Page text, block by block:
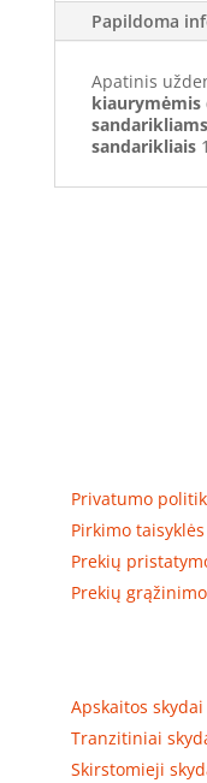
Papildoma
Apatinis
kiaurymėmis
sandarikliais
Privatumo
Pirkimo
Prekių
Prekių
Apskaitos skydai
Tranzitiniai
Skirstomieji